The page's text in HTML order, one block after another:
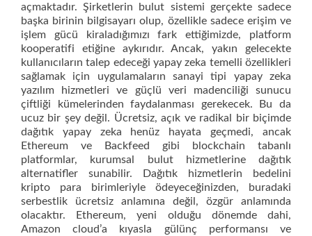
açmaktadır. Şirketlerin bulut sistemi gerçekte sadece
başka birinin bilgisayarı olup, özellikle sadece erişim ve
işlem gücü kiraladığımızı fark ettiğimizde, platform
kooperatifi etiğine aykırıdır. Ancak, yakın gelecekte
kullanıcıların talep edeceği yapay zeka temelli özellikleri
sağlamak için uygulamaların sanayi tipi yapay zeka
yazılım hizmetleri ve güçlü veri madenciliği sunucu
çiftliği kümelerinden faydalanması gerekecek. Bu da
ucuz bir şey değil. Ücretsiz, açık ve radikal bir biçimde
dağıtık yapay zeka henüz hayata geçmedi, ancak
Ethereum ve Backfeed gibi blockchain tabanlı
platformlar, kurumsal bulut hizmetlerine dağıtık
alternatifler sunabilir. Dağıtık hizmetlerin bedelini
kripto para birimleriyle ödeyeceğinizden, buradaki
serbestlik ücretsiz anlamına değil, özgür anlamında
olacaktır. Ethereum, yeni olduğu dönemde dahi,
Amazon cloud’a kıyasla gülünç performansı ve